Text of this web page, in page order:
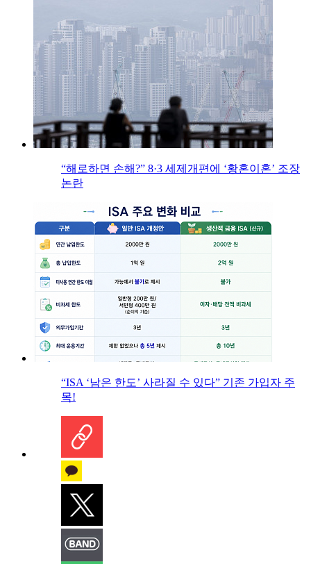
“해로하면 손해?” 8·3 세제개편에 ‘황혼이혼’ 조장
논란
“ISA ‘남은 한도’ 사라질 수 있다” 기존 가입자 주
목!